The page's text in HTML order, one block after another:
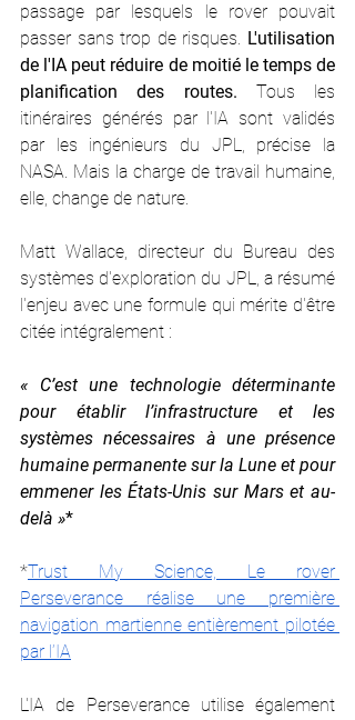
passage par lesquels le rover pouvait
passer sans trop de risques. L'utilisation
de l'IA peut réduire de moitié le temps de
planification des routes. Tous les
itinéraires générés par l'IA sont validés
par les ingénieurs du JPL, précise la
NASA. Mais la charge de travail humaine,
elle, change de nature.
Matt Wallace, directeur du Bureau des
systèmes d'exploration du JPL, a résumé
l'enjeu avec une formule qui mérite d'être
citée intégralement :
« C’est une technologie déterminante
pour établir l’infrastructure et les
systèmes nécessaires à une présence
humaine permanente sur la Lune et pour
emmener les États-Unis sur Mars et au-
delà »*
*Trust My Science, Le rover
Perseverance réalise une première
navigation martienne entièrement pilotée
par l’IA
L'IA de Perseverance utilise également